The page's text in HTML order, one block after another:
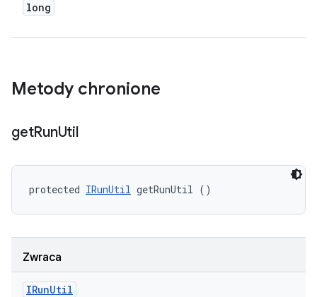
long
Metody chronione
getRunUtil
protected IRunUtil getRunUtil ()
Zwraca
IRunUtil